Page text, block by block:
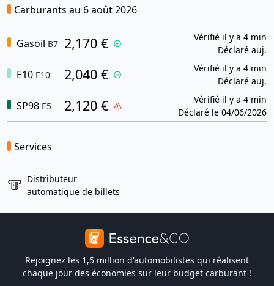
Carburants au 6 août 2026
Gasoil B7 2,170 €
Vérifié il y a 4 min
Déclaré auj.
E10 E10 2,040 €
Vérifié il y a 4 min
Déclaré auj.
SP98 E5 2,120 €
Vérifié il y a 4 min
Déclaré le 04/06/2026
Services
Distributeur
automatique de billets
Rejoignez les 1,5 million d'automobilistes qui réalisent
chaque jour des économies sur leur budget carburant !